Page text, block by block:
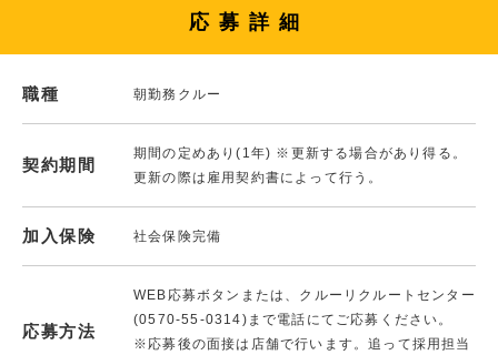
応募詳細
職種 朝勤務クルー
契約期間
期間の定めあり(1年) ※更新する場合があり得る。
更新の際は雇用契約書によって行う。
加入保険 社会保険完備
応募方法
WEB応募ボタンまたは、クルーリクルートセンター
(0570-55-0314)まで電話にてご応募ください。
※応募後の面接は店舗で行います。追って採用担当